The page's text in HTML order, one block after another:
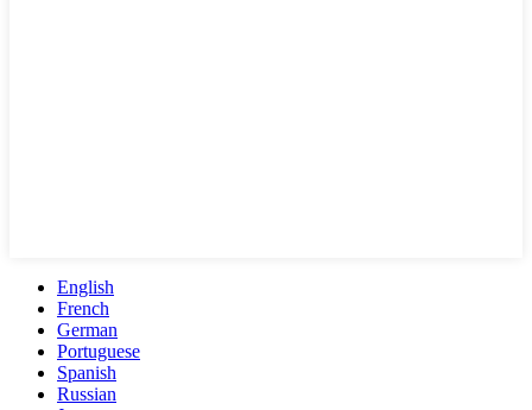
English
French
German
Portuguese
Spanish
Russian